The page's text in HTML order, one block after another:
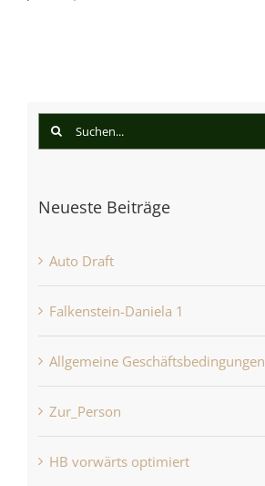
Suche
Neueste Beiträge
Auto Draft
Falkenstein-Daniela 1
Allgemeine Geschäftsbedingungen
Zur_Person
HB vorwärts optimiert